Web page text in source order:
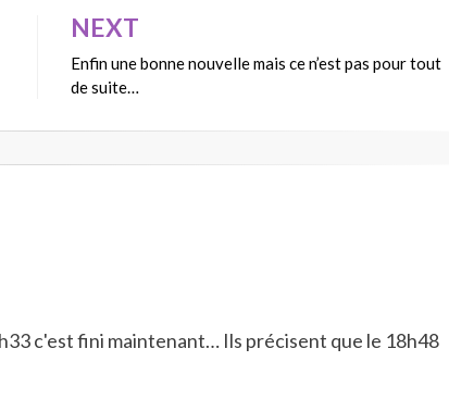
NEXT
Enfin une bonne nouvelle mais ce n’est pas pour tout
de suite…
c'est fini maintenant… Ils précisent que le 18h48